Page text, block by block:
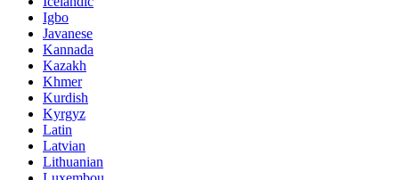
Igbo
Javanese
Kannada
Kazakh
Khmer
Kurdish
Kyrgyz
Latin
Latvian
Lithuanian